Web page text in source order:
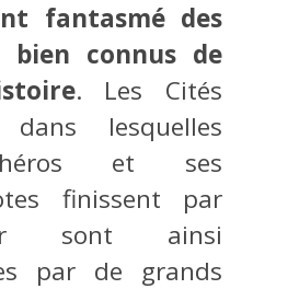
fantasmé des
bien connus de
. Les Cités
dans lesquelles
et ses
finissent par
sont ainsi
par de grands